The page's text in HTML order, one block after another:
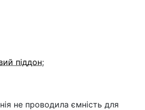
піддон;
не проводила ємність для